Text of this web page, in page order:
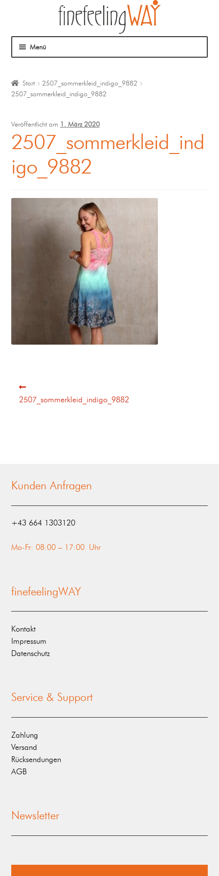
Menü
Mein Angebot
Coaching
Klangmassage
Start
2507_sommerkleid_indigo_9882
2507_sommerkleid_indigo_9882
Veröffentlicht am 1. März 2020
2507_sommerkleid_ind
igo_9882
2507_sommerkleid_indigo_9882
Kunden Anfragen
‭+43 664 1303120‬
Mo-Fr: 08:00 – 17:00 Uhr
finefeelingWAY
Kontakt
Impressum
Datenschutz
Service & Support
Zahlung
Versand
Rücksendungen
AGB
Newsletter